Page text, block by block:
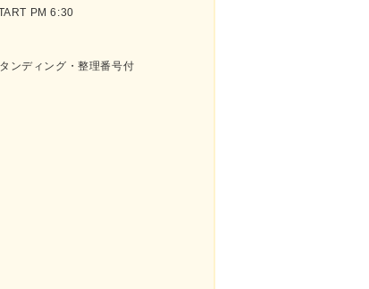
PM 6:30
ンディング・整理番号付